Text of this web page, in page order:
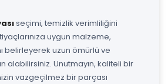
seçimi, temizlik verimliliğini
uygun malzeme,
belirleyerek uzun ömürlü ve
alabilirsiniz. Unutmayın, kaliteli bir
vazgeçilmez bir parçası